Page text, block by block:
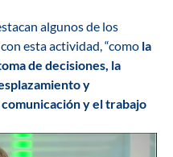
algunos de los
esta actividad, “como la
de decisiones, la
y
y el trabajo